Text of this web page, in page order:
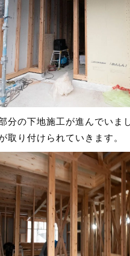
分の下地施工が進んでいま
取り付けられていきます。